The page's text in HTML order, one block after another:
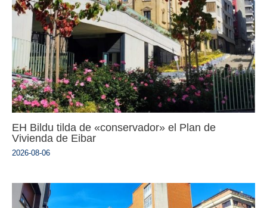
EH Bildu tilda de «conservador» el Plan de
Vivienda de Eibar
2026-08-06